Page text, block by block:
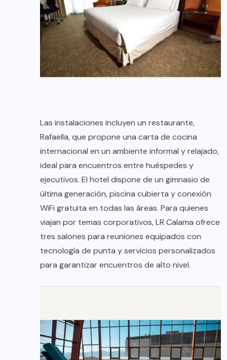
Las instalaciones incluyen un restaurante,
Rafaella, que propone una carta de cocina
internacional en un ambiente informal y relajado,
ideal para encuentros entre huéspedes y
ejecutivos. El hotel dispone de un gimnasio de
última generación, piscina cubierta y conexión
WiFi gratuita en todas las áreas. Para quienes
viajan por temas corporativos, LR Calama ofrece
tres salones para reuniones equipados con
tecnología de punta y servicios personalizados
para garantizar encuentros de alto nivel.